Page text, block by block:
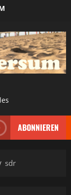
ABONNIEREN
sdr